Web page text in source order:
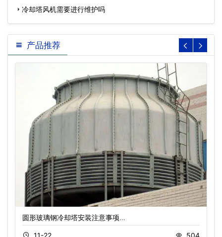
冷却塔风机需要进行维护吗
产品推荐
圆形玻璃钢冷却塔安装注意事项…